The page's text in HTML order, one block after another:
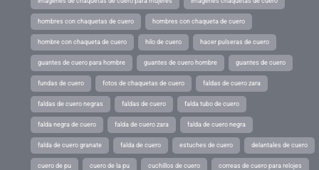
hombres con chaquetas de cuero hombres con chaqueta de cuero
hombre con chaqueta de cuero hilo de cuero hacer pulseras de cuero
guantes de cuero para hombre guantes de cuero hombre guantes de cuero
fundas de cuero fotos de chaquetas de cuero faldas de cuero zara
faldas de cuero negras faldas de cuero falda tubo de cuero
falda negra de cuero falda de cuero zara falda de cuero negra
falda de cuero granate falda de cuero estuches de cuero delantales de cuero
cuero de pu cuero de la pu cuchillos de cuero correas de cuero para relojes